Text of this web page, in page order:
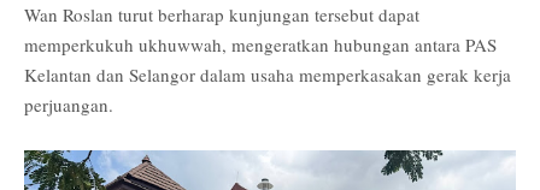
Wan Roslan turut berharap kunjungan tersebut dapat
memperkukuh ukhuwwah, mengeratkan hubungan antara PAS
Kelantan dan Selangor dalam usaha memperkasakan gerak kerja
perjuangan.